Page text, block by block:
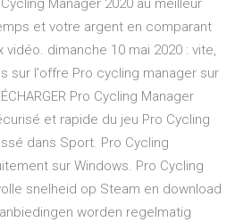
Manager 2020 au meilleur
et votre argent en comparant
dimanche 10 mai 2020 : vite,
sur l'offre Pro cycling manager sur
Pro Cycling Manager
et rapide du jeu Pro Cycling
dans Sport. Pro Cycling
sur Windows. Pro Cycling
snelheid op Steam en download
worden regelmatig